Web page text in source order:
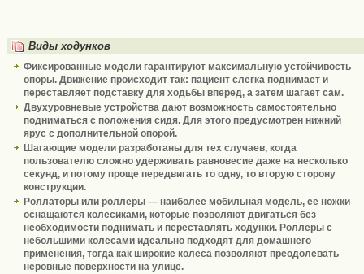
Виды ходунков
Фиксированные модели гарантируют максимальную устойчивость
опоры. Движение происходит так: пациент слегка поднимает и
переставляет подставку для ходьбы вперед, а затем шагает сам.
Двухуровневые устройства дают возможность самостоятельно
подниматься с положения сидя. Для этого предусмотрен нижний
ярус с дополнительной опорой.
Шагающие модели разработаны для тех случаев, когда
пользователю сложно удерживать равновесие даже на несколько
секунд, и потому проще передвигать то одну, то вторую сторону
конструкции.
Роллаторы или роллеры — наиболее мобильная модель, её ножки
оснащаются колёсиками, которые позволяют двигаться без
необходимости поднимать и переставлять ходунки. Роллеры с
небольшими колёсами идеально подходят для домашнего
применения, тогда как широкие колёса позволяют преодолевать
неровные поверхности на улице.